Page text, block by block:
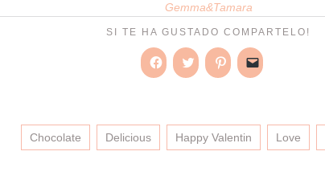
Gemma&Tamara
SI TE HA GUSTADO COMPARTELO!
Haz
Facebook
abre
Haz
Twitter
(Se
abre
Haz
Pinterest
(Se
abre
Haz
enlace
por
correo
Chocolate Delicious Happy Valentin Love